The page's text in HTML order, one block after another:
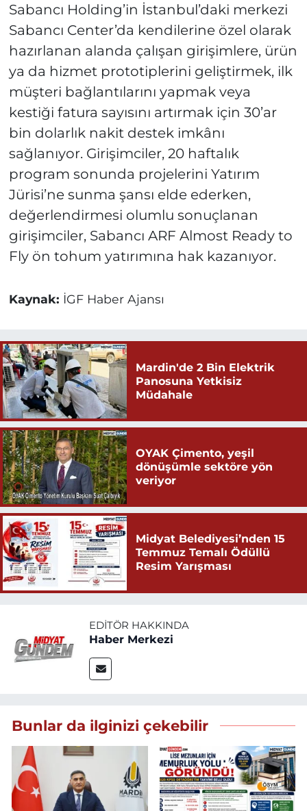
Sabancı Holding’in İstanbul’daki merkezi
Sabancı Center’da kendilerine özel olarak
hazırlanan alanda çalışan girişimlere, ürün
ya da hizmet prototiplerini geliştirmek, ilk
müşteri bağlantılarını yapmak veya
kestiği fatura sayısını artırmak için 30’ar
bin dolarlık nakit destek imkânı
sağlanıyor. Girişimciler, 20 haftalık
program sonunda projelerini Yatırım
Jürisi’ne sunma şansı elde ederken,
değerlendirmesi olumlu sonuçlanan
girişimciler, Sabancı ARF Almost Ready to
Fly ön tohum yatırımına hak kazanıyor.
Kaynak: İGF Haber Ajansı
Mardin'de 2 Bin Elektrik
Panosuna Yetkisiz
Müdahale
OYAK Çimento, yeşil
dönüşümle sektöre yön
veriyor
Midyat Belediyesi’nden 15
Temmuz Temalı Ödüllü
Resim Yarışması
EDITÖR HAKKINDA
Haber Merkezi
Bunlar da ilginizi çekebilir